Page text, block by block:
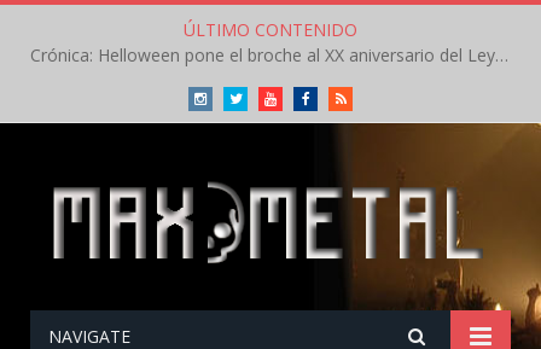
ÚLTIMO CONTENIDO
Crónica: Helloween pone el broche al XX aniversario del Leyendas del Rock – Sábado – Agosto 2026
InstagramTwitterYoutubeFacebookRSS
NAVIGATE